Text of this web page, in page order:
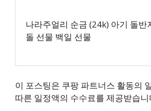
나라주얼리 순금 (24k) 아기 돌반
돌 선물 백일 선물
이 포스팅은 쿠팡 파트너스 활동의
따른 일정액의 수수료를 제공받습니